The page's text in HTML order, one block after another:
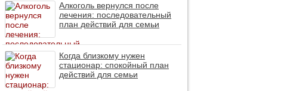
Алкоголь вернулся после
лечения: последовательный
план действий для семьи
Когда близкому нужен
стационар: спокойный план
действий для семьи